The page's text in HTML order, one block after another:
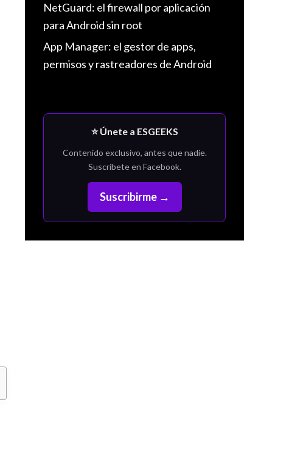
NetGuard: el firewall por aplicación
para Android sin root
App Manager: el gestor de apps,
permisos y rastreadores de Android
⭐ Únete a ESGEEKS
Contenido exclusivo, antes que nadie.
Suscríbete en Facebook.
Suscribirme →